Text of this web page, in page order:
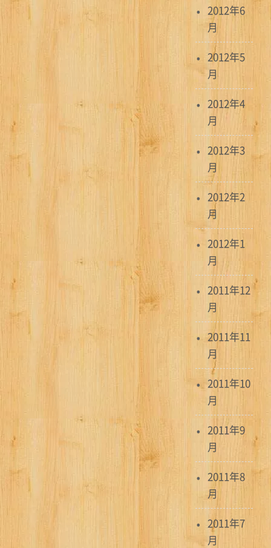
2012年6
月
2012年5
月
2012年4
月
2012年3
月
2012年2
月
2012年1
月
2011年12
月
2011年11
月
2011年10
月
2011年9
月
2011年8
月
2011年7
月